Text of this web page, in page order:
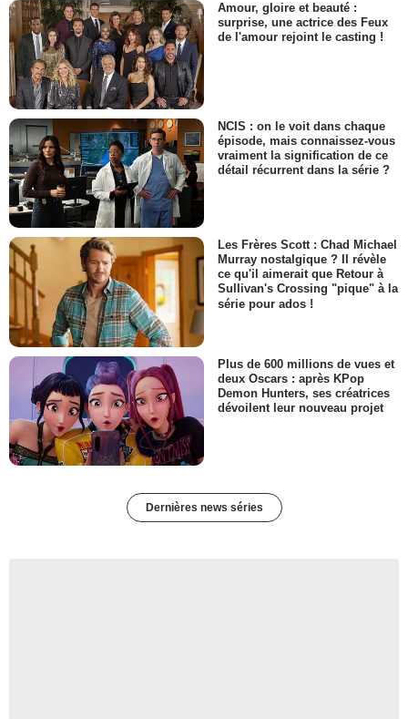
Amour, gloire et beauté :
surprise, une actrice des Feux
de l'amour rejoint le casting !
NCIS : on le voit dans chaque
épisode, mais connaissez-vous
vraiment la signification de ce
détail récurrent dans la série ?
Les Frères Scott : Chad Michael
Murray nostalgique ? Il révèle
ce qu'il aimerait que Retour à
Sullivan's Crossing "pique" à la
série pour ados !
Plus de 600 millions de vues et
deux Oscars : après KPop
Demon Hunters, ses créatrices
dévoilent leur nouveau projet
Dernières news séries